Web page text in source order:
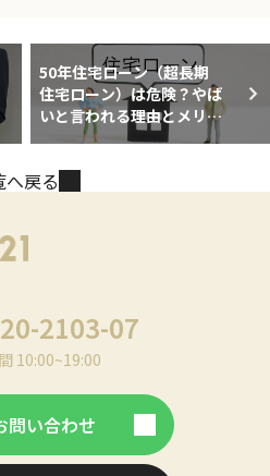
50年住宅ローン（超長期
住宅ローン）は危険？やば
いと言われる理由とメリッ
ト・デメリット
へ戻る
2103-07
10:00~19:00
問い合わせ